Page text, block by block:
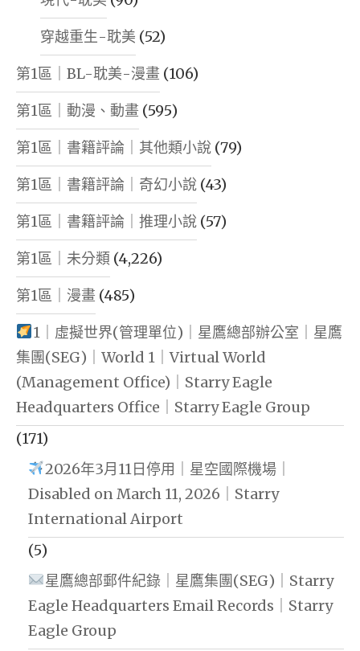
穿越重生-耽美 (52)
第1區｜BL-耽美-漫畫 (106)
第1區｜動漫、動畫 (595)
第1區｜書籍評論｜其他類小說 (79)
第1區｜書籍評論｜奇幻小說 (43)
第1區｜書籍評論｜推理小說 (57)
第1區｜未分類 (4,226)
第1區｜漫畫 (485)
1｜虛擬世界(管理單位)｜星鷹總部辦公室｜星鷹
集團(SEG)｜World 1｜Virtual World
(Management Office)｜Starry Eagle
Headquarters Office｜Starry Eagle Group
(171)
2026年3月11日停用｜星空國際機場｜
Disabled on March 11, 2026｜Starry
International Airport
(5)
星鷹總部郵件紀錄｜星鷹集團(SEG)｜Starry
Eagle Headquarters Email Records｜Starry
Eagle Group